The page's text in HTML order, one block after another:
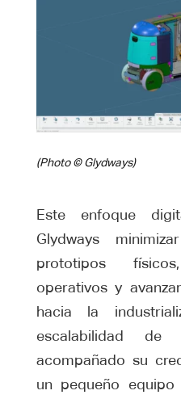
(Photo © Glydways)
Este enfoque
Glydways
prototipos
operativos y
hacia la
escalabilidad
acompañado su
un pequeño